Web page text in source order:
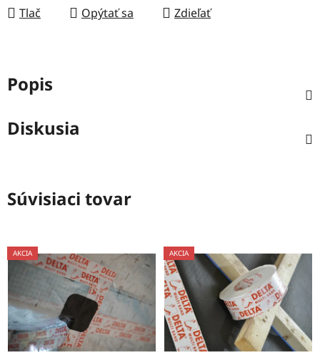
Tlač
Opýtať sa Zdieľať
Popis
Diskusia
Súvisiaci tovar
AKCIA AKCIA